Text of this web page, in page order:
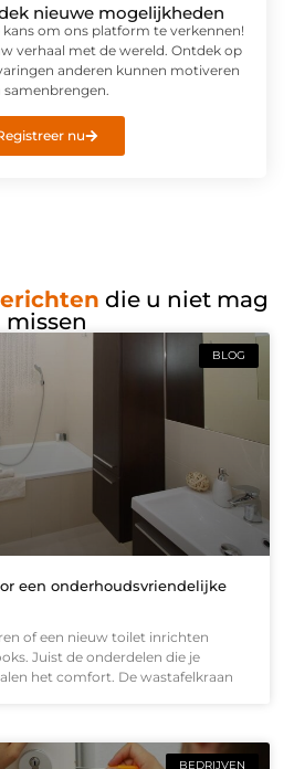
nieuwe mogelijkheden
om ons platform te verkennen!
verhaal met de wereld. Ontdek op
anderen kunnen motiveren
samenbrengen.
nu
die u niet mag
missen
BLOG
een onderhoudsvriendelijke
of een nieuw toilet inrichten
Juist de onderdelen die je
het comfort. De wastafelkraan
BEDRIJVEN